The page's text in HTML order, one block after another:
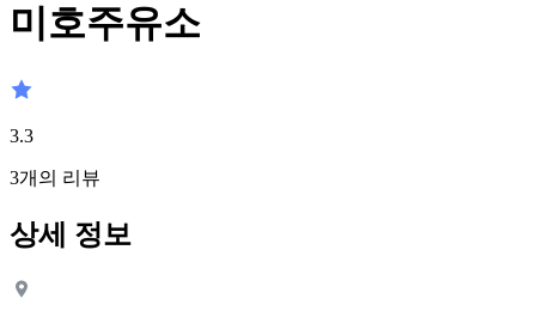
미호주유소
3.3
3개의 리뷰
상세 정보